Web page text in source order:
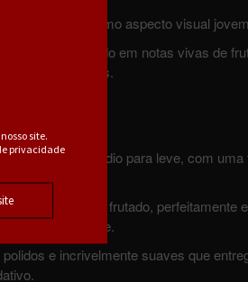
site.
privacidade
brilhante e de ótimo aspecto visual
expressivo focado em notas vivas de
toques florais.
um corpo médio para leve, com
eminentemente frutado, perfeitamente
refrescante.
e incrivelmente suaves que